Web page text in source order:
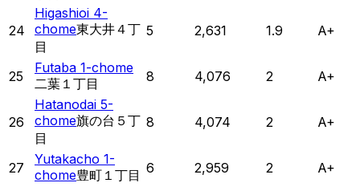
24
Higashioi 4-
chome東大井４丁
目
5 2,631 1.9 A+
25
Futaba 1-chome
二葉１丁目
8 4,076 2 A+
26
Hatanodai 5-
chome旗の台５丁
目
8 4,074 2 A+
27
Yutakacho 1-
chome豊町１丁目 6 2,959 2 A+